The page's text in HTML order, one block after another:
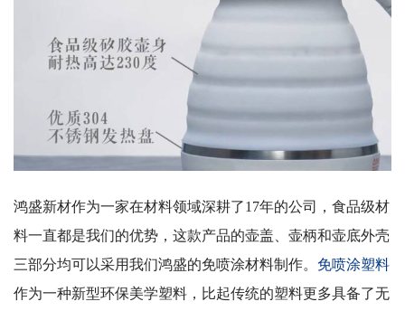
鸿盛新材作为一家在材料领域深耕了17年的公司，食品级材
料一直都是我们的优势，这款产品的壶盖、壶柄和壶底外壳
三部分均可以采用我们鸿盛的免喷涂材料制作。 免喷涂塑料
作为一种新型环保美学塑料，比起传统的塑料更多具备了无